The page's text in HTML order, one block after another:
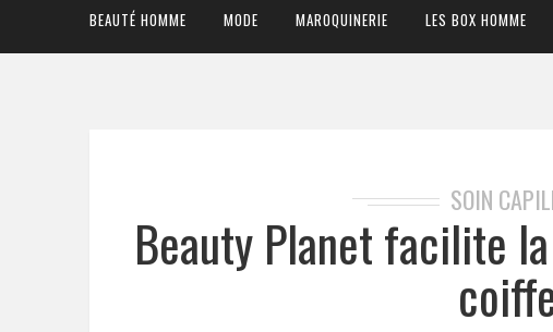
BEAUTÉ HOMME MODE MAROQUINERIE LES BOX HOMME
SOIN
Beauty Planet facilite